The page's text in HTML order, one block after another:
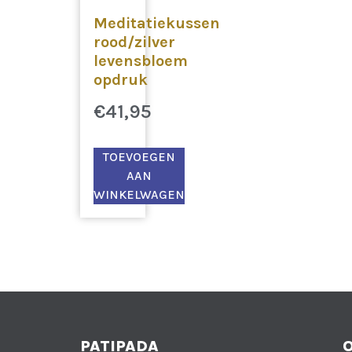
Meditatiekussen
rood/zilver
levensbloem
opdruk
€41,95
TOEVOEGEN
AAN
WINKELWAGEN
PATIPADA